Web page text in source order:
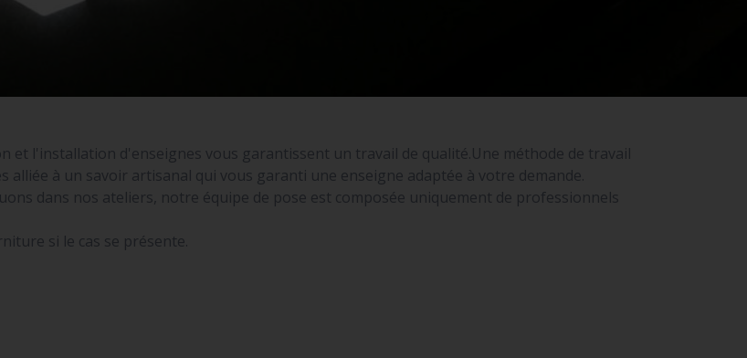
et l'installation d'enseignes vous garantissent un travail de qualité.Une méthode de travail
alliée à un savoir artisanal qui vous garanti une enseigne adaptée à votre demande.
dans nos ateliers, notre équipe de pose est composée uniquement de professionnels
si le cas se présente.